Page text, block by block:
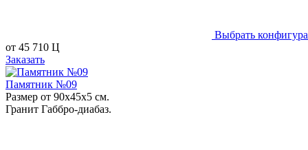
Выбрать
от 45 710 Ц
Заказать
Памятник №09
Размер от 90х45х5 см.
Гранит Габбро-диабаз.